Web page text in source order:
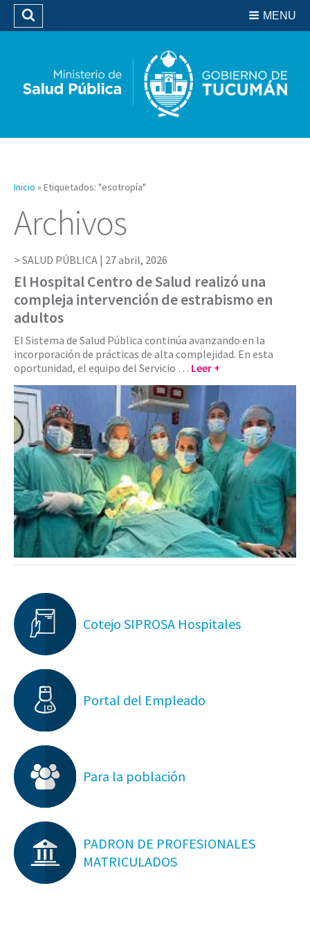
Biblioteca
MENU
Buscar
Inicio » Etiquetados: "esotropía"
Archivos
SALUD PÚBLICA | 27 abril, 2026
El Hospital Centro de Salud realizó una
compleja intervención de estrabismo en
adultos
El Sistema de Salud Pública continúa avanzando en la
incorporación de prácticas de alta complejidad. En esta
oportunidad, el equipo del Servicio … Leer +
Cotejo SIPROSA Hospitales
Portal del Empleado
Para la población
PADRON DE PROFESIONALES
MATRICULADOS